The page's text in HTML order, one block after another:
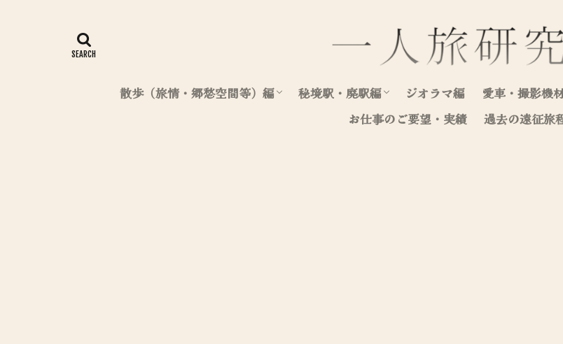
散歩（旅情・郷愁空間等）編 秘境駅・廃駅編
北海道（駅編）
東日本（駅編）
西日本（駅編）
ジオラマ編 愛車・撮影機
愛車写真集
愛車整備・装
お仕事のご要望・実績
過去の遠征旅